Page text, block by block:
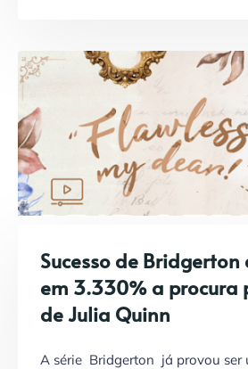
Sucesso de
em 3.330% a procura
de Julia Quinn
A série Bridgerton já provou ser